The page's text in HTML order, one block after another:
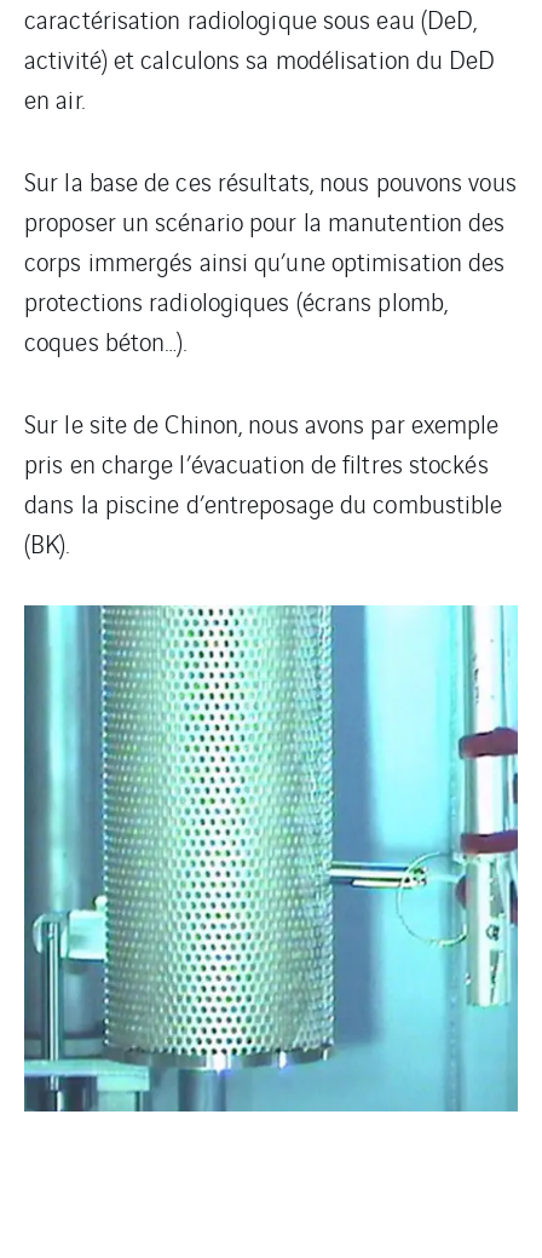
caractérisation radiologique sous eau (DeD,
activité) et calculons sa modélisation du DeD
en air.
Sur la base de ces résultats, nous pouvons vous
proposer un scénario pour la manutention des
corps immergés ainsi qu’une optimisation des
protections radiologiques (écrans plomb,
coques béton…).
Sur le site de Chinon, nous avons par exemple
pris en charge l’évacuation de filtres stockés
dans la piscine d’entreposage du combustible
(BK).